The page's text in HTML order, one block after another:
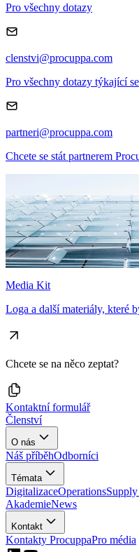
Pro všechny dotazy
clenstvi@procuppa.com
Pro všechny dotazy týkající
partneri@procuppa.com
Chcete se stát partnerem
Media Kit
Loga a další materiály, které
Chcete se na něco zeptat?
Kontaktní formulář
Členství
O nás
Náš příběhOdborníci
Témata
DigitalizaceOperations
AkademieNews
Kontakt
Kontakty ProcuppaPro média